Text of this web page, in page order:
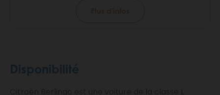
Plus d'infos
Disponibilité